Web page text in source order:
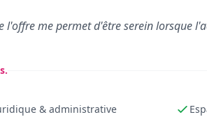
l'offre me permet d'être serein lorsque
& administrative